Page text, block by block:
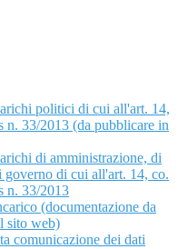
politici di cui all'art. 14,
n. 33/2013 (da pubblicare in
di amministrazione, di
governo di cui all'art. 14, co.
n. 33/2013
(documentazione da
sito web)
comunicazione dei dati